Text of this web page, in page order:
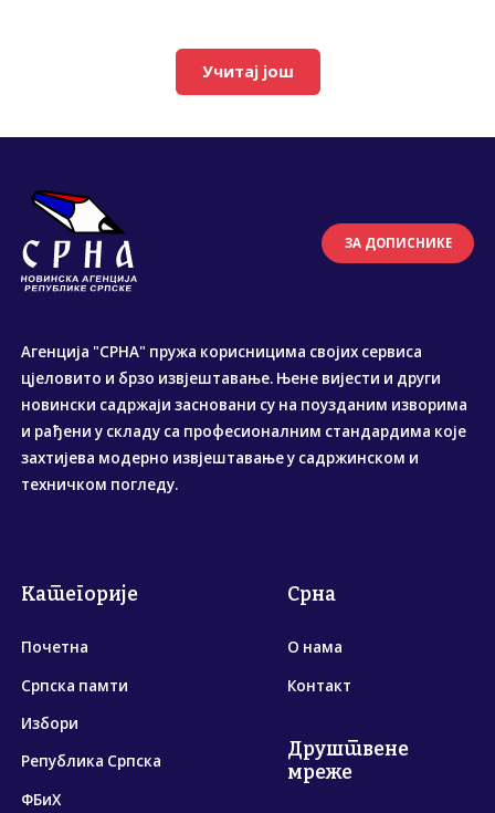
Учитај још
ЗА ДОПИСНИКЕ
Агенција "СРНА" пружа корисницима својих сервиса
цјеловито и брзо извјештавање. Њене вијести и други
новински садржаји засновани су на поузданим изворима
и рађени у складу са професионалним стандардима које
захтијева модерно извјештавање у садржинском и
техничком погледу.
Категорије
Почетна
Српска памти
Избори
Република Српска
ФБиХ
Срна
О нама
Контакт
Друштвене
мреже